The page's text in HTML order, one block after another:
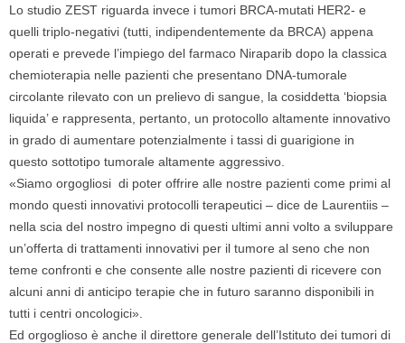
Lo studio ZEST riguarda invece i tumori BRCA-mutati HER2- e
quelli triplo-negativi (tutti, indipendentemente da BRCA) appena
operati e prevede l’impiego del farmaco Niraparib dopo la classica
chemioterapia nelle pazienti che presentano DNA-tumorale
circolante rilevato con un prelievo di sangue, la cosiddetta ‘biopsia
liquida’ e rappresenta, pertanto, un protocollo altamente innovativo
in grado di aumentare potenzialmente i tassi di guarigione in
questo sottotipo tumorale altamente aggressivo.
«Siamo orgogliosi di poter offrire alle nostre pazienti come primi al
mondo questi innovativi protocolli terapeutici – dice de Laurentiis –
nella scia del nostro impegno di questi ultimi anni volto a sviluppare
un’offerta di trattamenti innovativi per il tumore al seno che non
teme confronti e che consente alle nostre pazienti di ricevere con
alcuni anni di anticipo terapie che in futuro saranno disponibili in
tutti i centri oncologici».
Ed orgoglioso è anche il direttore generale dell’Istituto dei tumori di